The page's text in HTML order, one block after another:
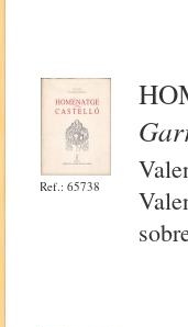
Ref.: 65738